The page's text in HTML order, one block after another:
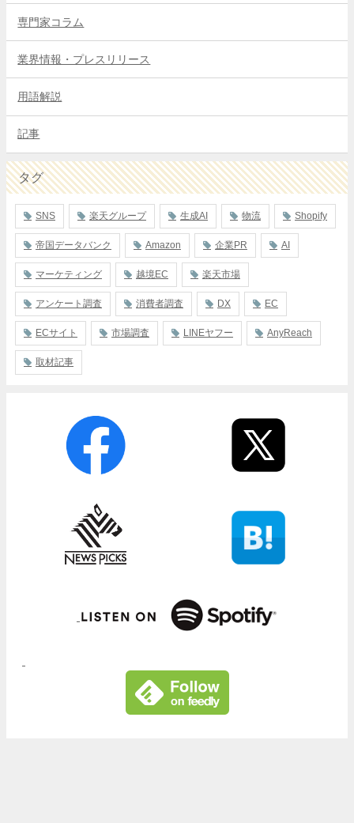
専門家コラム
業界情報・プレスリリース
用語解説
記事
タグ
SNS 楽天グループ 生成AI 物流 Shopify
帝国データバンク Amazon 企業PR AI
マーケティング 越境EC 楽天市場
アンケート調査 消費者調査 DX EC
ECサイト 市場調査 LINEヤフー AnyReach
取材記事